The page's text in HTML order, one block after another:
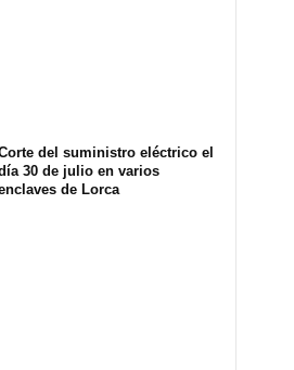
del suministro eléctrico el
30 de julio en varios
de Lorca